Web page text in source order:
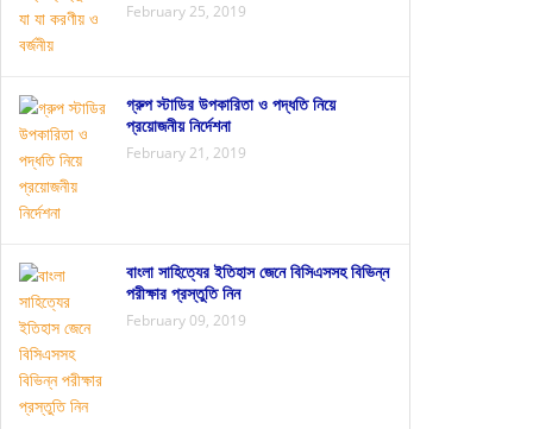
February 25, 2019
গ্রুপ স্টাডির উপকারিতা ও পদ্ধতি নিয়ে
প্রয়োজনীয় নির্দেশনা
February 21, 2019
বাংলা সাহিত্যের ইতিহাস জেনে বিসিএসসহ বিভিন্ন
পরীক্ষার প্রস্তুতি নিন
February 09, 2019